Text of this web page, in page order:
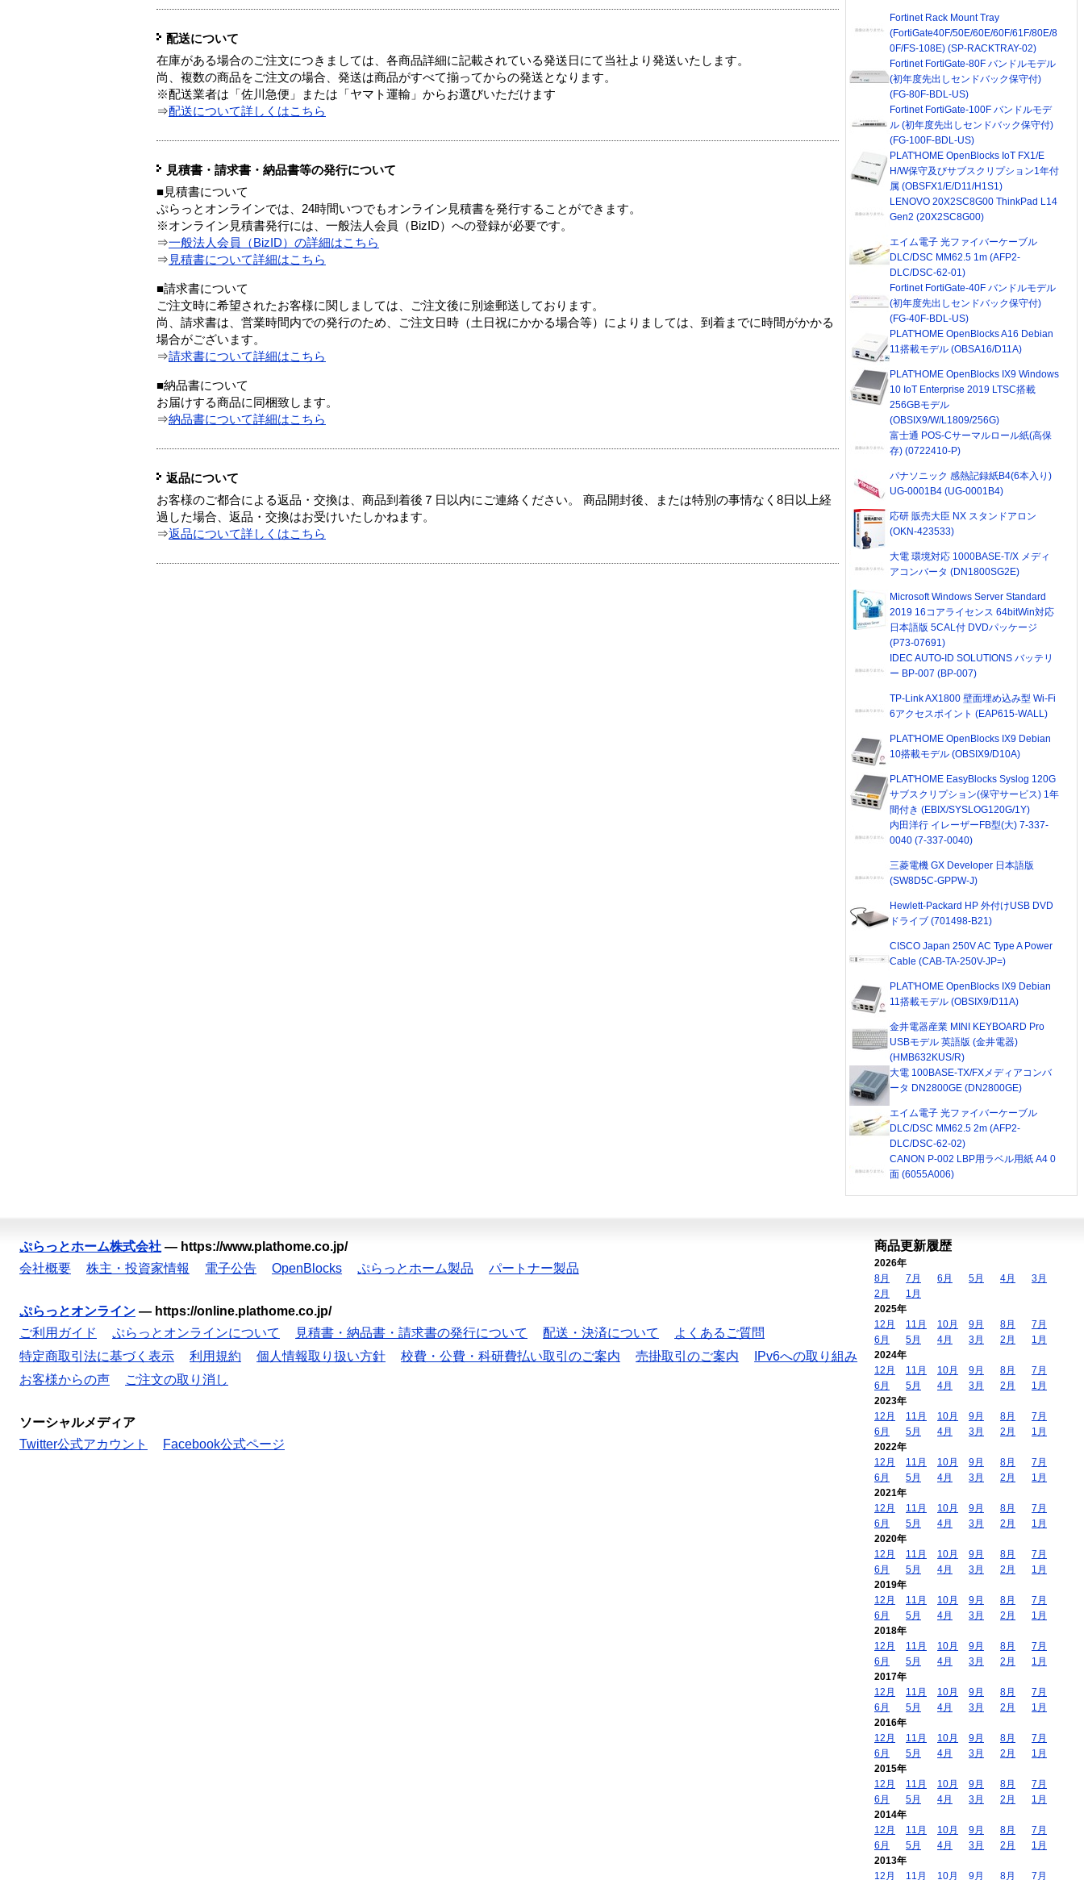
配送について
在庫がある場合のご注文につきましては、各商品詳細に記載されている発送日にて当社より発送いたします。
尚、複数の商品をご注文の場合、発送は商品がすべて揃ってからの発送となります。
※配送業者は「佐川急便」または「ヤマト運輸」からお選びいただけます
⇒配送について詳しくはこちら
見積書・請求書・納品書等の発行について
■見積書について
ぷらっとオンラインでは、24時間いつでもオンライン見積書を発行することができます。
※オンライン見積書発行には、一般法人会員（BizID）への登録が必要です。
⇒一般法人会員（BizID）の詳細はこちら
⇒ 見積書について詳細はこちら
■請求書について
ご注文時に希望されたお客様に関しましては、ご注文後に別途郵送しております。
尚、請求書は、営業時間内での発行のため、ご注文日時（土日祝にかかる場合等）によりましては、到着までに時間がかかる
場合がございます。
⇒請求書について詳細はこちら
■納品書について
お届けする商品に同梱致します。
⇒納品書について詳細はこちら
返品について
お客様のご都合による返品・交換は、商品到着後７日以内にご連絡ください。 商品開封後、または特別の事情なく8日以上経
過した場合、返品・交換はお受けいたしかねます。
⇒返品について詳しくはこちら
Fortinet Rack Mount Tray
(FortiGate40F/50E/60E/60F/61F/80E/8
0F/FS-108E) (SP-RACKTRAY-02)
Fortinet FortiGate-80F バンドルモデル
(初年度先出しセンドバック保守付)
(FG-80F-BDL-US)
Fortinet FortiGate-100F バンドルモデ
ル (初年度先出しセンドバック保守付)
(FG-100F-BDL-US)
PLAT'HOME OpenBlocks IoT FX1/E
H/W保守及びサブスクリプション1年付
属 (OBSFX1/E/D11/H1S1)
LENOVO 20X2SC8G00 ThinkPad L14
Gen2 (20X2SC8G00)
エイム電子 光ファイバーケーブル
DLC/DSC MM62.5 1m (AFP2-
DLC/DSC-62-01)
Fortinet FortiGate-40F バンドルモデル
(初年度先出しセンドバック保守付)
(FG-40F-BDL-US)
PLAT'HOME OpenBlocks A16 Debian
11搭載モデル (OBSA16/D11A)
PLAT'HOME OpenBlocks IX9 Windows
10 IoT Enterprise 2019 LTSC搭載
256GBモデル
(OBSIX9/W/L1809/256G)
富士通 POS-Cサーマルロール紙(高保
存) (0722410-P)
パナソニック 感熱記録紙B4(6本入り)
UG-0001B4 (UG-0001B4)
応研 販売大臣 NX スタンドアロン
(OKN-423533)
大電 環境対応 1000BASE-T/X メディ
アコンバータ (DN1800SG2E)
Microsoft Windows Server Standard
2019 16コアライセンス 64bitWin対応
日本語版 5CAL付 DVDパッケージ
(P73-07691)
IDEC AUTO-ID SOLUTIONS バッテリ
ー BP-007 (BP-007)
TP-Link AX1800 壁面埋め込み型 Wi-Fi
6アクセスポイント (EAP615-WALL)
PLAT'HOME OpenBlocks IX9 Debian
10搭載モデル (OBSIX9/D10A)
PLAT'HOME EasyBlocks Syslog 120G
サブスクリプション(保守サービス) 1年
間付き (EBIX/SYSLOG120G/1Y)
内田洋行 イレーザーFB型(大) 7-337-
0040 (7-337-0040)
三菱電機 GX Developer 日本語版
(SW8D5C-GPPW-J)
Hewlett-Packard HP 外付けUSB DVD
ドライブ (701498-B21)
CISCO Japan 250V AC Type A Power
Cable (CAB-TA-250V-JP=)
PLAT'HOME OpenBlocks IX9 Debian
11搭載モデル (OBSIX9/D11A)
金井電器産業 MINI KEYBOARD Pro
USBモデル 英語版 (金井電器)
(HMB632KUS/R)
大電 100BASE-TX/FXメディアコンバ
ータ DN2800GE (DN2800GE)
エイム電子 光ファイバーケーブル
DLC/DSC MM62.5 2m (AFP2-
DLC/DSC-62-02)
CANON P-002 LBP用ラベル用紙 A4 0
面 (6055A006)
ぷらっとホーム株式会社 — https://www.plathome.co.jp/
会社概要
株主・投資家情報 電子公告 OpenBlocks ぷらっとホーム製品 パートナー製品
ぷらっとオンライン — https://online.plathome.co.jp/
ご利用ガイド
ぷらっとオンラインについて 見積書・納品書・請求書の発行について 配送・決済について
よくあるご質問
特定商取引法に基づく表示
利用規約 個人情報取り扱い方針 校費・公費・科研費払い取引のご案内 売掛取引のご案内
IPv6への取り組み
お客様からの声
ご注文の取り消し
ソーシャルメディア
Twitter公式アカウント
Facebook公式ページ
商品更新履歴
2026年
8月
7月 6月 5月 4月
3月
2月
1月
2025年
12月
11月 10月 9月 8月
7月
6月
5月 4月 3月 2月
1月
2024年
12月
11月 10月 9月 8月
7月
6月
5月 4月 3月 2月
1月
2023年
12月
11月 10月 9月 8月
7月
6月
5月 4月 3月 2月
1月
2022年
12月
11月 10月 9月 8月
7月
6月
5月 4月 3月 2月
1月
2021年
12月
11月 10月 9月 8月
7月
6月
5月 4月 3月 2月
1月
2020年
12月
11月 10月 9月 8月
7月
6月
5月 4月 3月 2月
1月
2019年
12月
11月 10月 9月 8月
7月
6月
5月 4月 3月 2月
1月
2018年
12月
11月 10月 9月 8月
7月
6月
5月 4月 3月 2月
1月
2017年
12月
11月 10月 9月 8月
7月
6月
5月 4月 3月 2月
1月
2016年
12月
11月 10月 9月 8月
7月
6月
5月 4月 3月 2月
1月
2015年
12月
11月 10月 9月 8月
7月
6月
5月 4月 3月 2月
1月
2014年
12月
11月 10月 9月 8月
7月
6月
5月 4月 3月 2月
1月
2013年
12月
11月 10月 9月 8月 7月